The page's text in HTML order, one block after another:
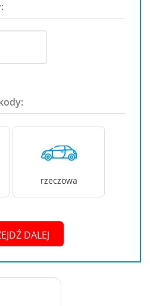
rzeczowa
DALEJ